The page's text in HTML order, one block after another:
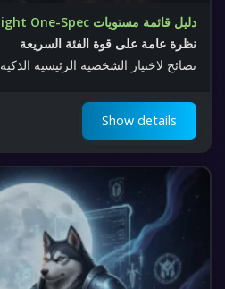
دليل قائمة مستويات Midnight One-Spec
نظرة عامة على قوة الفئة السريعة
نصائح لاختيار الشخصية الرئيسية الذكية
Show details